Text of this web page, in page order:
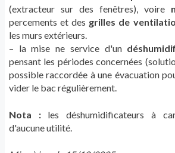
(extracteur sur des fenêtres), voire
percements et des grilles de
les murs extérieurs.
– la mise ne service d'un
pensant les périodes concernées
possible raccordée à une évacuation
vider le bac régulièrement.
Nota :les déshumidificateurs à
d'aucune utilité.